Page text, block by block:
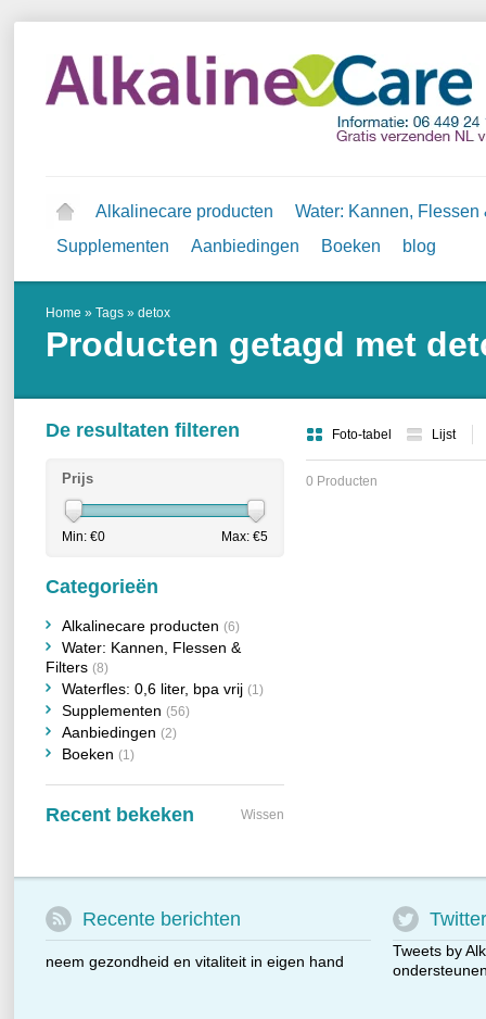
Alkalinecare producten
Water: Kannen, Flessen
Supplementen
Aanbiedingen Boeken blog
Home » Tags » detox
Producten getagd met
Foto-tabel Lijst
0 Producten
De resultaten filteren
Prijs
Min: €0 Max: €5
Categorieën
Alkalinecare producten (6)
Water: Kannen, Flessen &
Filters (8)
Waterfles: 0,6 liter, bpa vrij (1)
Supplementen (56)
Aanbiedingen (2)
Boeken (1)
Recent bekeken Wissen
Recente berichten
neem gezondheid en vitaliteit in eigen hand
Twitter
Tweets by